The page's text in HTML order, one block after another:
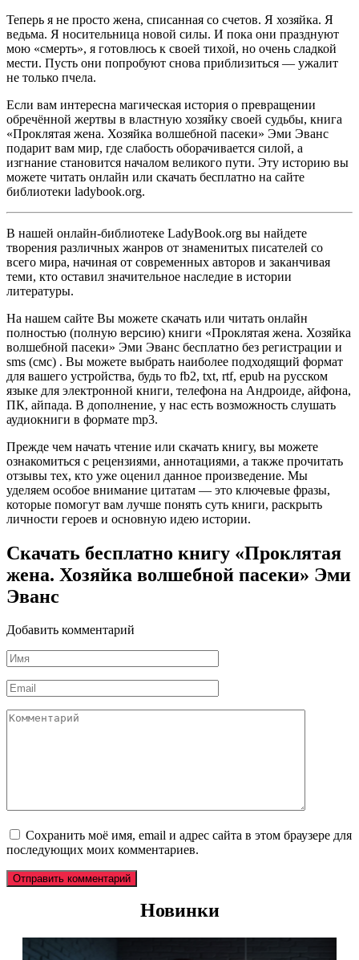
Теперь я не просто жена, списанная со счетов. Я хозяйка. Я
ведьма. Я носительница новой силы. И пока они празднуют
мою «смерть», я готовлюсь к своей тихой, но очень сладкой
мести. Пусть они попробуют снова приблизиться — ужалит
не только пчела.
Если вам интересна магическая история о превращении
обречённой жертвы в властную хозяйку своей судьбы, книга
«Проклятая жена. Хозяйка волшебной пасеки» Эми Эванс
подарит вам мир, где слабость оборачивается силой, а
изгнание становится началом великого пути. Эту историю вы
можете читать онлайн или скачать бесплатно на сайте
библиотеки ladybook.org.
В нашей онлайн-библиотеке LadyBook.org вы найдете
творения различных жанров от знаменитых писателей со
всего мира, начиная от современных авторов и заканчивая
теми, кто оставил значительное наследие в истории
литературы.
На нашем сайте Вы можете скачать или читать онлайн
полностью (полную версию) книги «Проклятая жена. Хозяйка
волшебной пасеки» Эми Эванс бесплатно без регистрации и
sms (смс) . Вы можете выбрать наиболее подходящий формат
для вашего устройства, будь то fb2, txt, rtf, epub на русском
языке для электронной книги, телефона на Андроиде, айфона,
ПК, айпада. В дополнение, у нас есть возможность слушать
аудиокниги в формате mp3.
Прежде чем начать чтение или скачать книгу, вы можете
ознакомиться с рецензиями, аннотациями, а также прочитать
отзывы тех, кто уже оценил данное произведение. Мы
уделяем особое внимание цитатам — это ключевые фразы,
которые помогут вам лучше понять суть книги, раскрыть
личности героев и основную идею истории.
Скачать бесплатно книгу «Проклятая
жена. Хозяйка волшебной пасеки» Эми
Эванс
Добавить комментарий
Имя
*
Email
*
Комментарий
Сохранить моё имя, email и адрес сайта в этом браузере для
последующих моих комментариев.
Новинки